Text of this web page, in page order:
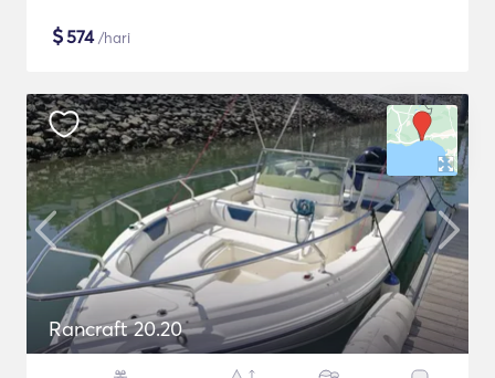
$574/hari
Rancraft 20.20